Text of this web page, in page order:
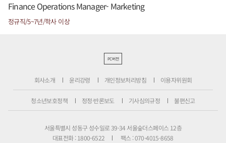
Finance Operations Manager- Marketing
정규직/5~7년/학사 이상
PC버전
회사소개 윤리강령 개인정보처리방침 이용자위원회
청소년보호정책 정정·반론보도 기사심의규정 불편신고
서울특별시 성동구 성수일로 39-34 서울숲더스페이스 12층
대표전화 : 1800-6522
팩스 : 070-4015-8658